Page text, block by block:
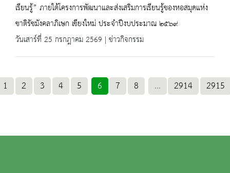
เรียนรู้” ภายใต้โครงการพัฒนาและส่งเสริมการเรียนรู้ของหอสมุดแห่ง
ชาติรัชมังคลาภิเษก เชียงใหม่ ประจำปีงบประมาณ ๒๕๖๙
วันเสาร์ที่ 25 กรกฎาคม 2569 | ข่าวกิจกรรม
1 2 3 4 5 6 7 8 ... 2914 2915